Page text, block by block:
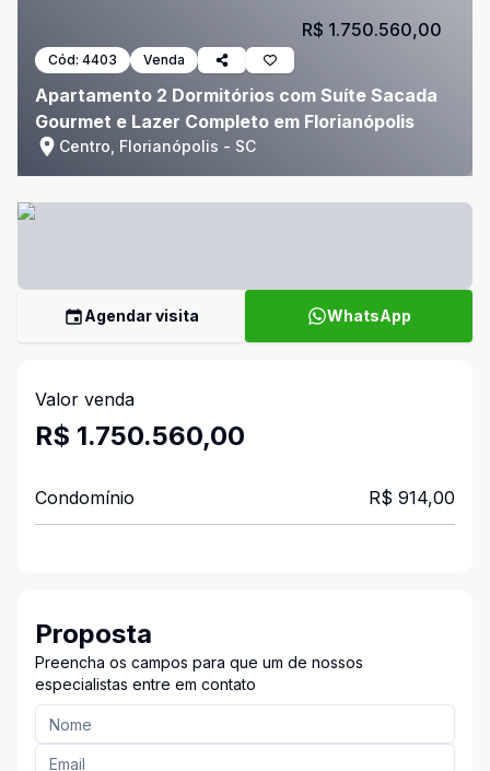
Cód: 4403 Venda
Apartamento 2 Dormitórios com Suíte Sacada
Gourmet e Lazer Completo em Florianópolis
Centro, Florianópolis - SC
R$ 1.750.560,00
Agendar visita WhatsApp
Valor venda
R$ 1.750.560,00
Condomínio R$ 914,00
Proposta
Preencha os campos para que um de nossos
especialistas entre em contato